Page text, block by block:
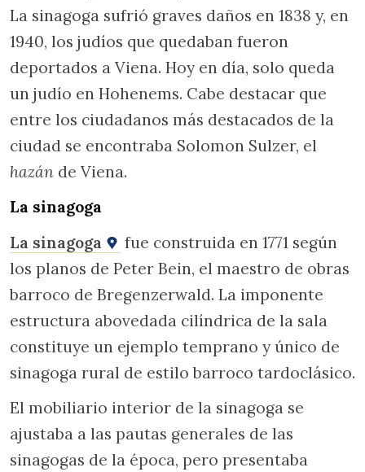
La sinagoga sufrió graves daños en 1838 y, en
1940, los judíos que quedaban fueron
deportados a Viena. Hoy en día, solo queda
un judío en Hohenems. Cabe destacar que
entre los ciudadanos más destacados de la
ciudad se encontraba Solomon Sulzer, el
hazán de Viena.
La sinagoga
La sinagoga
fue construida en 1771 según
los planos de Peter Bein, el maestro de obras
barroco de Bregenzerwald. La imponente
estructura abovedada cilíndrica de la sala
constituye un ejemplo temprano y único de
sinagoga rural de estilo barroco tardoclásico.
El mobiliario interior de la sinagoga se
ajustaba a las pautas generales de las
sinagogas de la época, pero presentaba